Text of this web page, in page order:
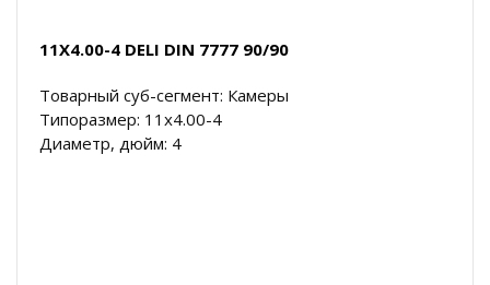
11X4.00-4 DELI DIN 7777 90/90
Товарный суб-сегмент: Камеры
Типоразмер: 11x4.00-4
Диаметр, дюйм: 4